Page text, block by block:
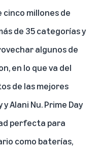
cinco millones de
de 35 categorías y
algunos de
en lo que va del
de las mejores
yAlani Nu. Prime Day
perfecta para
como baterías,